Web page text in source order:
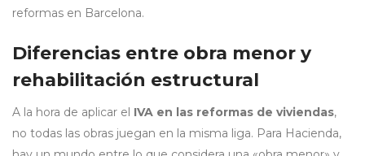
reformas en Barcelona.
Diferencias entre obra menor y
rehabilitación estructural
A la hora de aplicar el IVA en las reformas de viviendas,
no todas las obras juegan en la misma liga. Para Hacienda,